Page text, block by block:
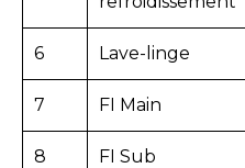
6 Lave-linge
7 FI Main
8 FI Sub